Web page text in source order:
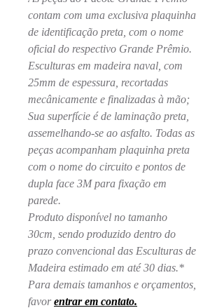
contam com uma exclusiva plaquinha
de identificação preta, com o nome
oficial do respectivo Grande Prêmio.
Esculturas em madeira naval, com
25mm de espessura, recortadas
mecânicamente e finalizadas à mão;
Sua superfície é de laminação preta,
assemelhando-se ao asfalto. Todas as
peças acompanham plaquinha preta
com o nome do circuito e pontos de
dupla face 3M para fixação em
parede.
Produto disponível no tamanho
30cm, sendo produzido dentro do
prazo convencional das Esculturas de
Madeira estimado em até 30 dias.*
Para demais tamanhos e orçamentos,
favorentrar em contato.